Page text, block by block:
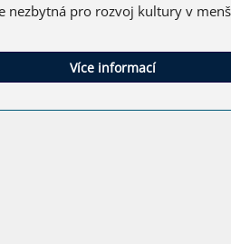
nezbytná pro rozvoj kultury v
Více informací